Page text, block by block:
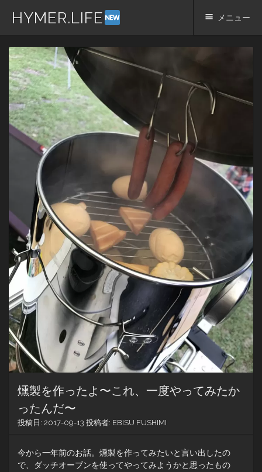
HYMER.LIFE メニュー
コ
ン
テ
ン
ツ
へ
ス
キ
燻製を作ったよ〜これ、一度やってみたか
ったんだ〜
投稿日: 2017-09-13 投稿者: EBISU FUSHIMI
今から一年前のお話。燻製を作ってみたいと言い出したの
で、ダッチオーブンを使ってやってみようかと思ったもの